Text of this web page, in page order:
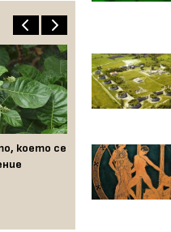
което се